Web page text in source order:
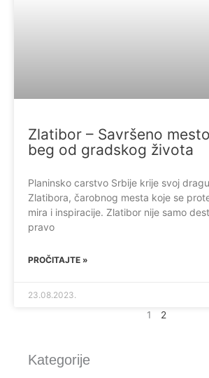
Zlatibor – Savršeno
beg od gradskog života
Planinsko carstvo Srbije krije svoj
Zlatibora, čarobnog mesta koje se
mira i inspiracije. Zlatibor nije samo
pravo
PROČITAJTE »
23.08.2023.
1 2
Kategorije